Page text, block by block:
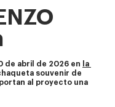
de abril de 2026 en
la
souvenir de
al proyecto una